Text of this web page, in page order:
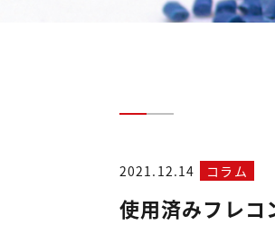
2021.12.14 コラム
使用済みフレコ